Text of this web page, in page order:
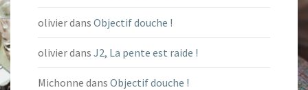
olivierdans Objectif douche !
olivierdans J2, La pente est raide !
Michonne dans Objectif douche !